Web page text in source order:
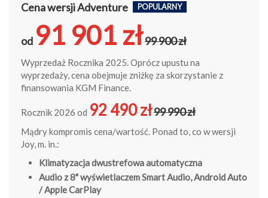
Cena wersji Adventure POPULARNY
od 91 901 zł99 900 zł
Wyprzedaż Rocznika 2025. Oprócz upustu na
wyprzedaży, cena obejmuje zniżkę za skorzystanie z
finansowania KGM Finance.
Rocznik 2026 od 92 490 zł99 990 zł
Mądry kompromis cena/wartość. Ponad to, co w wersji
Joy, m. in.:
Klimatyzacja dwustrefowa automatyczna
Audio z 8" wyświetlaczem Smart Audio, Android Auto
/ Apple CarPlay